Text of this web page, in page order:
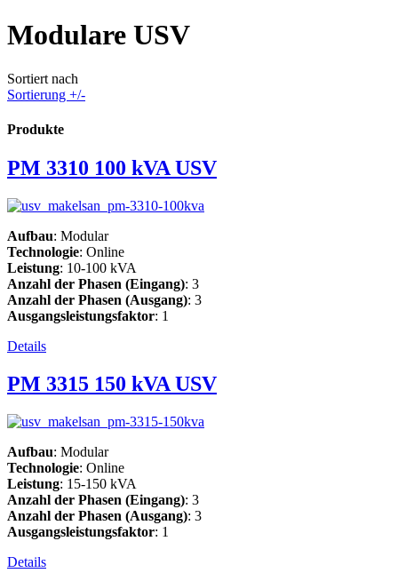
Modulare USV
Sortiert nach
Sortierung +/-
Produkte
PM 3310 100 kVA USV
Aufbau: Modular
Technologie: Online
Leistung: 10-100 kVA
Anzahl der Phasen (Eingang): 3
Anzahl der Phasen (Ausgang): 3
Ausgangsleistungsfaktor: 1
Details
PM 3315 150 kVA USV
Aufbau: Modular
Technologie: Online
Leistung: 15-150 kVA
Anzahl der Phasen (Eingang): 3
Anzahl der Phasen (Ausgang): 3
Ausgangsleistungsfaktor: 1
Details